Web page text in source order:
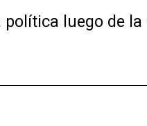
luego de